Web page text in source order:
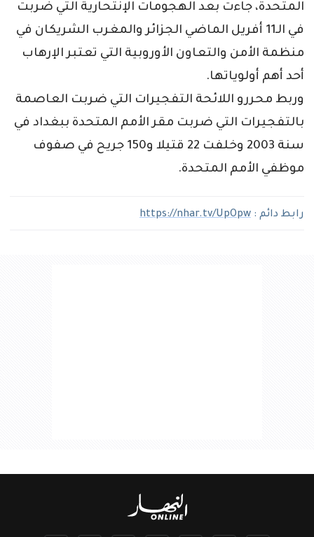
المتحدة، جاءت بعد الهجومات الإنتحارية التي ضربت
في الـ11 أفريل الماضي الجزائر والمغرب الشريكان في
منظمة الأمن والتعاون الأوروبية التي تعتبر الإرهاب
أحد أهم أولوياتها.
وربط محررو اللائحة التفجيرات التي ضربت العاصمة
بالتفجيرات التي ضربت مقر الأمم المتحدة ببغداد في
سنة 2003 وخلفت 22 قتيلا و150 جريح في صفوف
موظفي الأمم المتحدة.
رابط دائم : https://nhar.tv/UpOpw